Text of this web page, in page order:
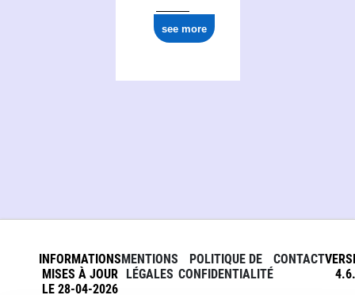
see more
INFORMATIONS
MISES À JOUR
LE 28-04-2026
MENTIONS
LÉGALES
POLITIQUE DE
CONFIDENTIALITÉ
CONTACT